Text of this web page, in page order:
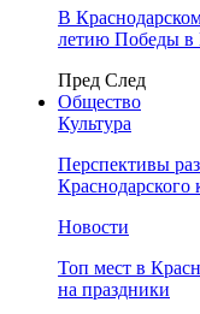
В
летию Победы в
Пред След
Общество
Культура
Перспективы
Краснодарского
Новости
Топ мест в
на праздники